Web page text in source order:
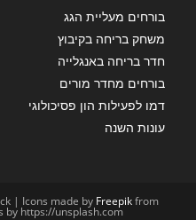
בורחים מעליית הגג
משחק בריחה בקיבוץ
חדר בריחה באנגלייה
בורחים מחדר מורים
דמו לפעילות הון פסיכולוגי
עונות השנה
| Icons made by Freepikfrom
by https://unsplash.com